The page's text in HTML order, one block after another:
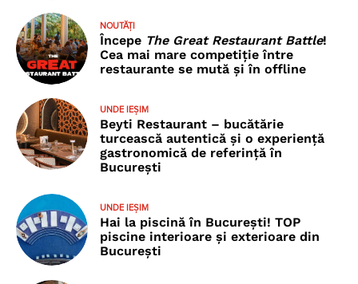
NOUTĂȚI
Începe The Great Restaurant Battle!
Cea mai mare competiție între
restaurante se mută și în offline
UNDE IEȘIM
Beyti Restaurant – bucătărie
turcească autentică și o experiență
gastronomică de referință în
București
UNDE IEȘIM
Hai la piscină în București! TOP
piscine interioare și exterioare din
București